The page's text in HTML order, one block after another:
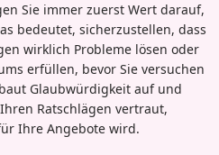
Sie immer zuerst Wert darauf,
bedeutet, sicherzustellen, dass
wirklich Probleme lösen oder
erfüllen, bevor Sie versuchen
Glaubwürdigkeit auf und
Ratschlägen vertraut,
Ihre Angebote wird.